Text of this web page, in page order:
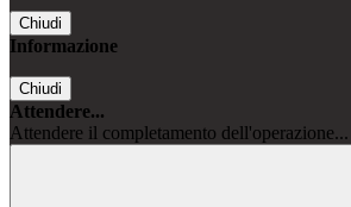
Chiudi
Informazione
Chiudi
Attendere...
Attendere il completamento dell'operazione...